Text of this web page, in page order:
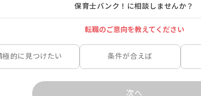
保育士バンク！に相談しませんか？
転職のご意向を教えてください
極的に見つけたい 条件が合えば
次へ